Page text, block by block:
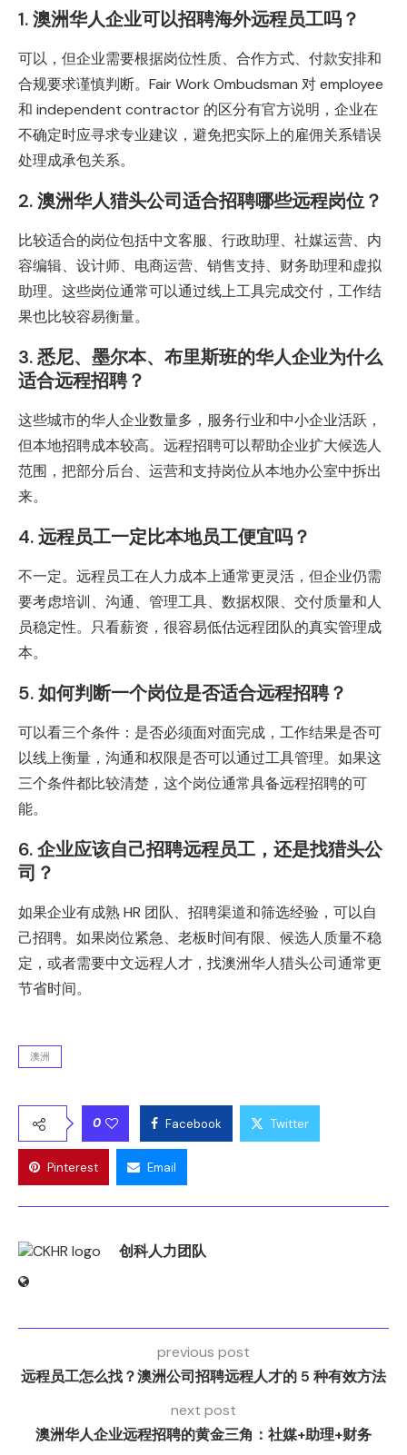
1. 澳洲华人企业可以招聘海外远程员工吗？
可以，但企业需要根据岗位性质、合作方式、付款安排和
合规要求谨慎判断。Fair Work Ombudsman 对 employee
和 independent contractor 的区分有官方说明，企业在
不确定时应寻求专业建议，避免把实际上的雇佣关系错误
处理成承包关系。
2. 澳洲华人猎头公司适合招聘哪些远程岗位？
比较适合的岗位包括中文客服、行政助理、社媒运营、内
容编辑、设计师、电商运营、销售支持、财务助理和虚拟
助理。这些岗位通常可以通过线上工具完成交付，工作结
果也比较容易衡量。
3. 悉尼、墨尔本、布里斯班的华人企业为什么
适合远程招聘？
这些城市的华人企业数量多，服务行业和中小企业活跃，
但本地招聘成本较高。远程招聘可以帮助企业扩大候选人
范围，把部分后台、运营和支持岗位从本地办公室中拆出
来。
4. 远程员工一定比本地员工便宜吗？
不一定。远程员工在人力成本上通常更灵活，但企业仍需
要考虑培训、沟通、管理工具、数据权限、交付质量和人
员稳定性。只看薪资，很容易低估远程团队的真实管理成
本。
5. 如何判断一个岗位是否适合远程招聘？
可以看三个条件：是否必须面对面完成，工作结果是否可
以线上衡量，沟通和权限是否可以通过工具管理。如果这
三个条件都比较清楚，这个岗位通常具备远程招聘的可
能。
6. 企业应该自己招聘远程员工，还是找猎头公
司？
如果企业有成熟 HR 团队、招聘渠道和筛选经验，可以自
己招聘。如果岗位紧急、老板时间有限、候选人质量不稳
定，或者需要中文远程人才，找澳洲华人猎头公司通常更
节省时间。
澳洲
0 Facebook Twitter
Pinterest Email
创科人力团队
previous post
远程员工怎么找？澳洲公司招聘远程人才的 5 种有效方法
next post
澳洲华人企业远程招聘的黄金三角：社媒+助理+财务